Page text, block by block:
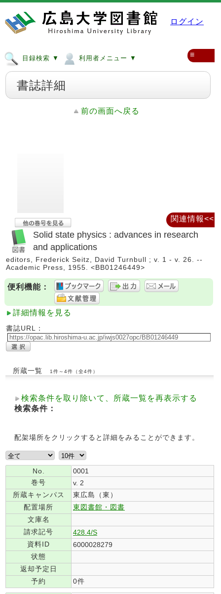
ログイン
目録検索 ▼ 利用者メニュー ▼ ≡
書誌詳細
前の画面へ戻る
Solid state physics : advances in research
and applications
editors, Frederick Seitz, David Turnbull ; v. 1 - v. 26. --
Academic Press, 1955. <BB01246449>
便利機能：
詳細情報を見る
書誌URL：
所蔵一覧 1件～4件（全4件）
検索条件を取り除いて、所蔵一覧を再表示する
検索条件：
配架場所をクリックすると詳細をみることができます。
No.
0001
巻号
v. 2
所蔵キャンパス
東広島（東）
配置場所
東図書館・図書
文庫名
請求記号
428.4/S
資料ID
6000028279
状態
返却予定日
予約
0件
関連情報<<